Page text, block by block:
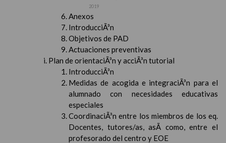
2019
Anexos
IntroducciÃ³n
Objetivos de PAD
Actuaciones preventivas
Plan de orientaciÃ³n y acciÃ³n tutorial
IntroducciÃ³n
Medidas de acogida e integraciÃ³n para el
alumnado con necesidades educativas
especiales
CoordinaciÃ³n entre los miembros de los eq.
Docentes, tutores/as, asÃ­ como, entre el
profesorado del centro y EOE